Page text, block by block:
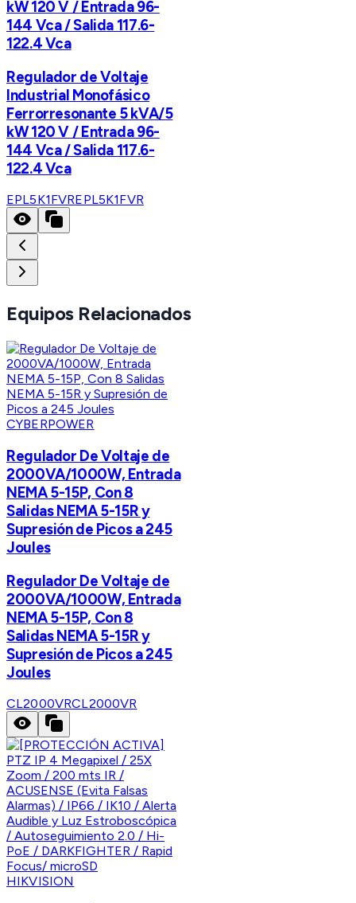
kW 120 V / Entrada 96-
144 Vca / Salida 117.6-
122.4 Vca
Regulador de Voltaje
Industrial Monofásico
Ferrorresonante 5 kVA/5
kW 120 V / Entrada 96-
144 Vca / Salida 117.6-
122.4 Vca
EPL5K1FVREPL5K1FVR
Equipos Relacionados
CYBERPOWER
Regulador De Voltaje de
2000VA/1000W, Entrada
NEMA 5-15P, Con 8
Salidas NEMA 5-15R y
Supresión de Picos a 245
Joules
Regulador De Voltaje de
2000VA/1000W, Entrada
NEMA 5-15P, Con 8
Salidas NEMA 5-15R y
Supresión de Picos a 245
Joules
CL2000VRCL2000VR
HIKVISION